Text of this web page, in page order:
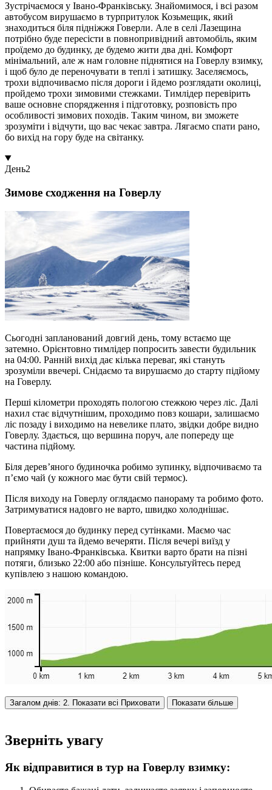
Зустрічаємося у Івано-Франківську. Знайомимося, і всі разом
автобусом вирушаємо в турпритулок Козьмещик, який
знаходиться біля підніжжя Говерли. Але в селі Лазещина
потрібно буде пересісти в повнопривідний автомобіль, яким
проїдемо до будинку, де будемо жити два дні. Комфорт
мінімальний, але ж нам головне піднятися на Говерлу взимку,
і щоб було де переночувати в теплі і затишку. Заселяємось,
трохи відпочиваємо після дороги і йдемо розглядати околиці,
пройдемо трохи зимовими стежками. Тимлідер перевірить
ваше основне спорядження і підготовку, розповість про
особливості зимових походів. Таким чином, ви зможете
зрозуміти і відчути, що вас чекає завтра. Лягаємо спати рано,
бо вихід на гору буде на світанку.
День2
Зимове сходження на Говерлу
Сьогодні запланований довгий день, тому встаємо ще
затемно. Орієнтовно тимлідер попросить завести будильник
на 04:00. Ранній вихід дає кілька переваг, які стануть
зрозуміли ввечері. Снідаємо та вирушаємо до старту підйому
на Говерлу.
Перші кілометри проходять пологою стежкою через ліс. Далі
нахил стає відчутнішим, проходимо повз кошари, залишаємо
ліс позаду і виходимо на невелике плато, звідки добре видно
Говерлу. Здається, що вершина поруч, але попереду ще
частина підйому.
Біля дерев’яного будиночка робимо зупинку, відпочиваємо та
п’ємо чай (у кожного має бути свій термос).
Після виходу на Говерлу оглядаємо панораму та робимо фото.
Затримуватися надовго не варто, швидко холоднішає.
Повертаємося до будинку перед сутінками. Маємо час
прийняти душ та йдемо вечеряти. Після вечері виїзд у
напрямку Івано-Франківська. Квитки варто брати на пізні
потяги, близько 22:00 або пізніше. Консультуйтесь перед
купівлею з нашою командою.
Загалом днів: 2. Показати всі Приховати Показати більше
Зверніть увагу
Як відправитися в тур на Говерлу взимку: